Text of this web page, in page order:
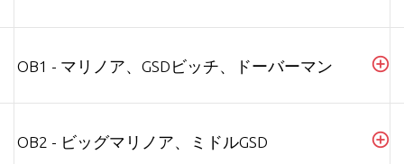
OB1 - マリノア、GSDビッチ、ドーバーマン
OB2 - ビッグマリノア、ミドルGSD